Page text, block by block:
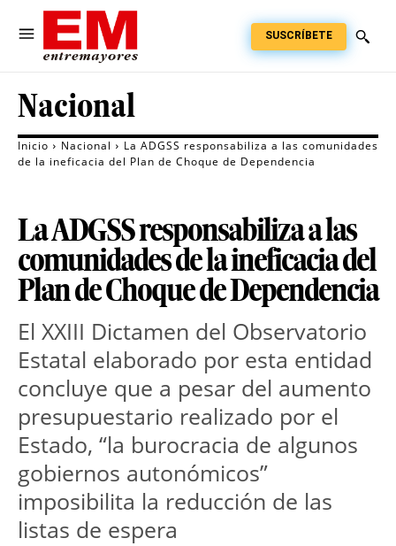
SUSCRÍBETE
Nacional
Inicio Nacional
La ADGSS responsabiliza a las comunidades
de la ineficacia del Plan de Choque de Dependencia
La ADGSS responsabiliza a las
comunidades de la ineficacia del
Plan de Choque de Dependencia
El XXIII Dictamen del Observatorio
Estatal elaborado por esta entidad
concluye que a pesar del aumento
presupuestario realizado por el
Estado, “la burocracia de algunos
gobiernos autonómicos”
imposibilita la reducción de las
listas de espera